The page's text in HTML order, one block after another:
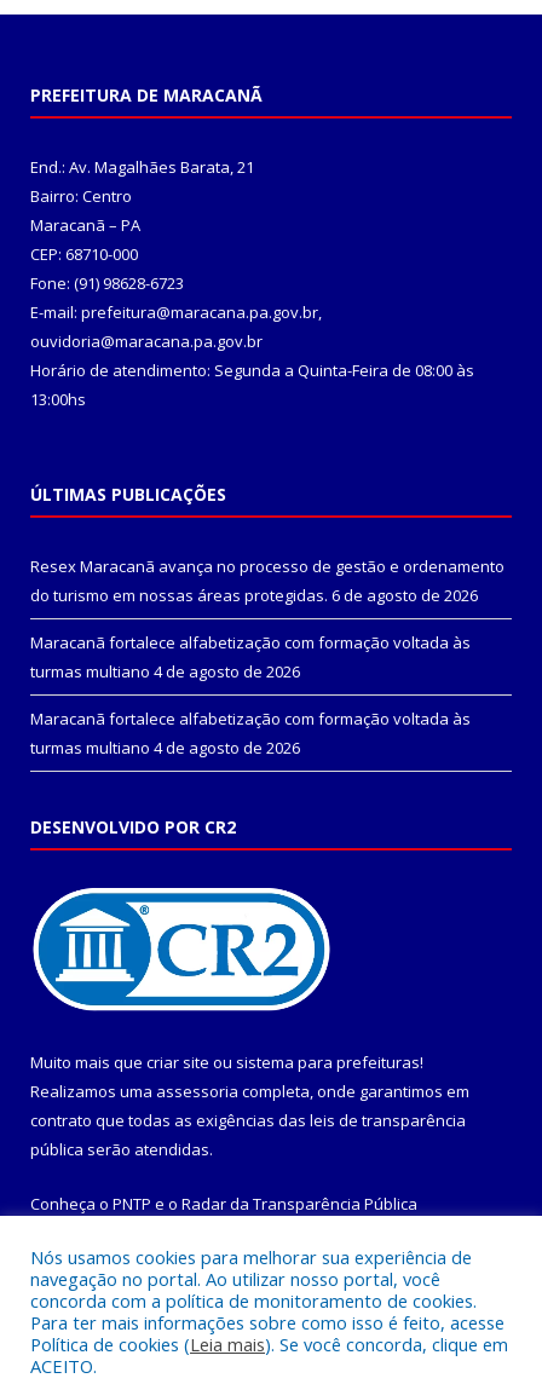
PREFEITURA DE MARACANÃ
End.: Av. Magalhães Barata, 21
Bairro: Centro
Maracanã – PA
CEP: 68710-000
Fone: (91) 98628-6723
E-mail: prefeitura@maracana.pa.gov.br,
ouvidoria@maracana.pa.gov.br
Horário de atendimento: Segunda a Quinta-Feira de 08:00 às
13:00hs
ÚLTIMAS PUBLICAÇÕES
Resex Maracanã avança no processo de gestão e ordenamento
do turismo em nossas áreas protegidas. 6 de agosto de 2026
Maracanã fortalece alfabetização com formação voltada às
turmas multiano 4 de agosto de 2026
Maracanã fortalece alfabetização com formação voltada às
turmas multiano 4 de agosto de 2026
DESENVOLVIDO POR CR2
Muito mais que criar site ou sistema para prefeituras!
Realizamos uma assessoria completa, onde garantimos em
contrato que todas as exigências das leis de transparência
pública serão atendidas.
Conheça o PNTP e o Radar da Transparência Pública
Todos os direitos reservados a Prefeitura Municipal de
Maracanã.
Nós usamos cookies para melhorar sua experiência de
navegação no portal. Ao utilizar nosso portal, você
concorda com a política de monitoramento de cookies.
Para ter mais informações sobre como isso é feito, acesse
Política de cookies (Leia mais). Se você concorda, clique em
ACEITO.